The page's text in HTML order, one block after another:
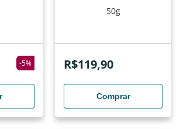
-5%
50g
R$119,90
Comprar